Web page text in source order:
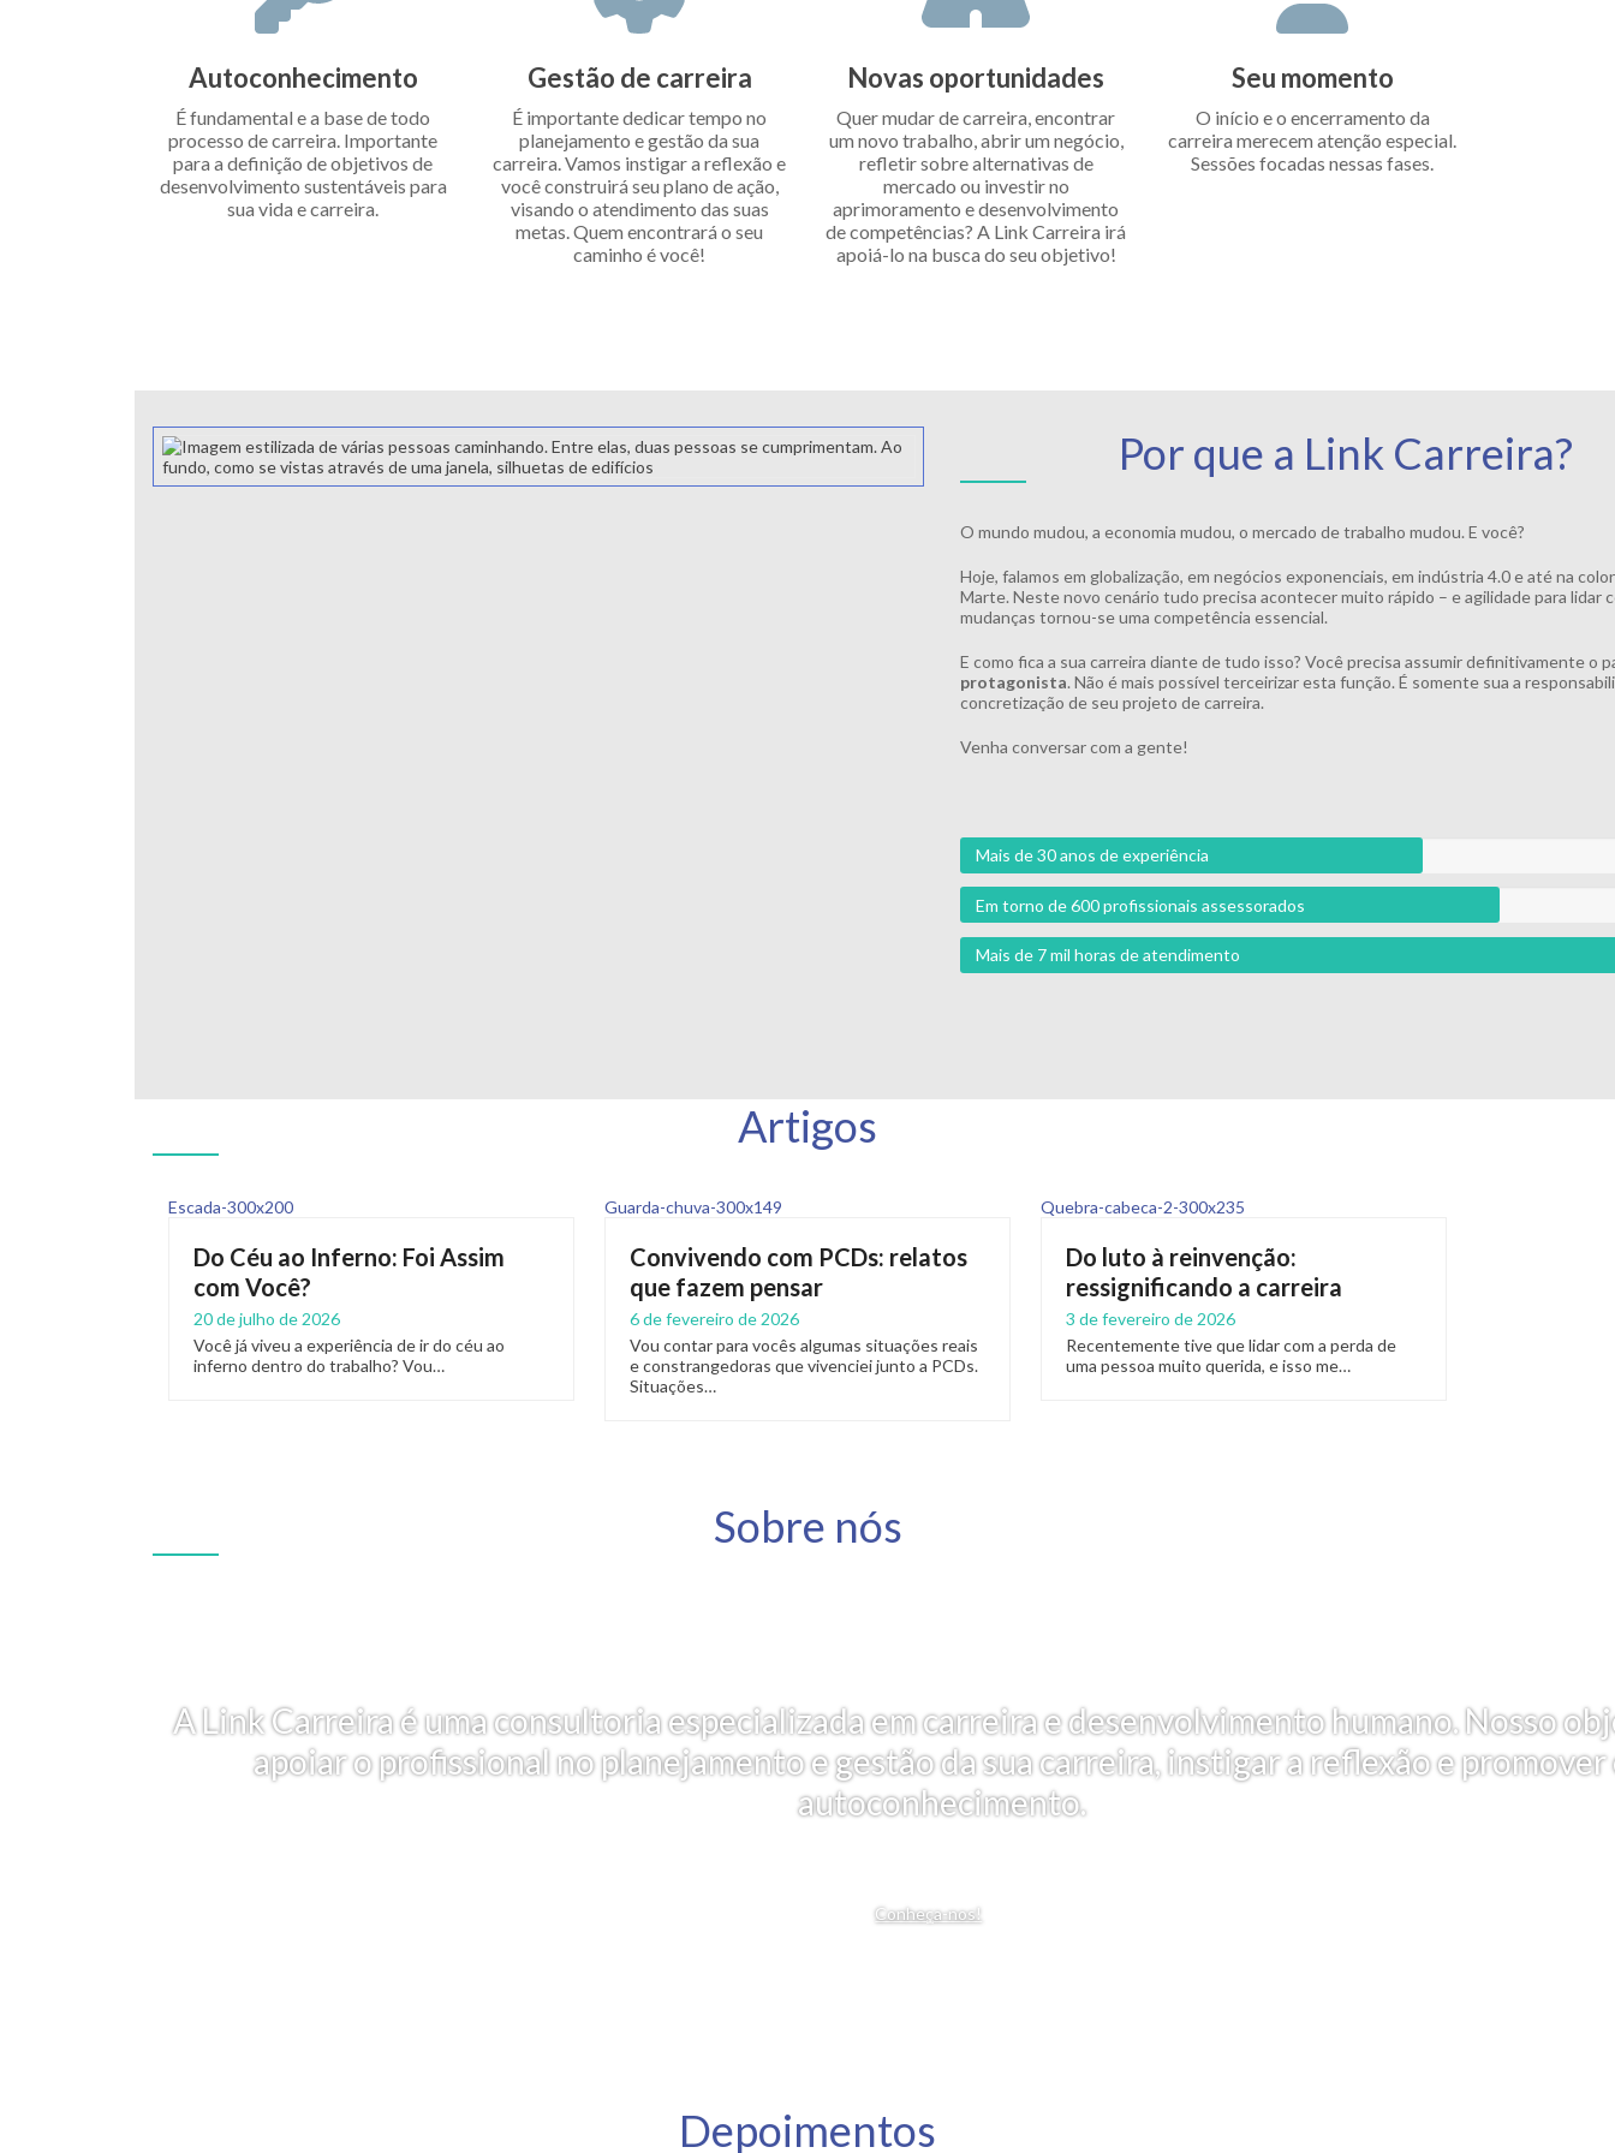
Autoconhecimento
É fundamental e a base de todo
processo de carreira. Importante
para a definição de objetivos de
desenvolvimento sustentáveis para
sua vida e carreira.
Gestão de carreira
É importante dedicar tempo no
planejamento e gestão da sua
carreira. Vamos instigar a reflexão e
você construirá seu plano de ação,
visando o atendimento das suas
metas. Quem encontrará o seu
caminho é você!
Novas oportunidades
Quer mudar de carreira, encontrar
um novo trabalho, abrir um negócio,
refletir sobre alternativas de
mercado ou investir no
aprimoramento e desenvolvimento
de competências? A Link Carreira irá
apoiá-lo na busca do seu objetivo!
Seu momento
O início e o encerramento da
carreira merecem atenção especial.
Sessões focadas nessas fases.
Por que a Link Carreira?
O mundo mudou, a economia mudou, o mercado de trabalho mudou. E você?
Hoje, falamos em globalização, em negócios exponenciais, em indústria 4.0 e até na
Marte. Neste novo cenário tudo precisa acontecer muito rápido – e agilidade para lidar
mudanças tornou-se uma competência essencial.
E como fica a sua carreira diante de tudo isso? Você precisa assumir definitivamente o
protagonista. Não é mais possível terceirizar esta função. É somente sua a
concretização de seu projeto de carreira.
Venha conversar com a gente!
Mais de 30 anos de experiência
Em torno de 600 profissionais assessorados
Mais de 7 mil horas de atendimento
Artigos
Do Céu ao Inferno: Foi Assim
com Você?
20 de julho de 2026
Você já viveu a experiência de ir do céu ao
inferno dentro do trabalho? Vou…
Convivendo com PCDs: relatos
que fazem pensar
6 de fevereiro de 2026
Vou contar para vocês algumas situações reais
e constrangedoras que vivenciei junto a PCDs.
Situações…
Do luto à reinvenção:
ressignificando a carreira
3 de fevereiro de 2026
Recentemente tive que lidar com a perda de
uma pessoa muito querida, e isso me…
Sobre nós
A Link Carreira é uma consultoria especializada em carreira e desenvolvimento humano. Nosso
apoiar o profissional no planejamento e gestão da sua carreira, instigar a reflexão e promover
autoconhecimento.
Conheça-nos!
Depoimentos